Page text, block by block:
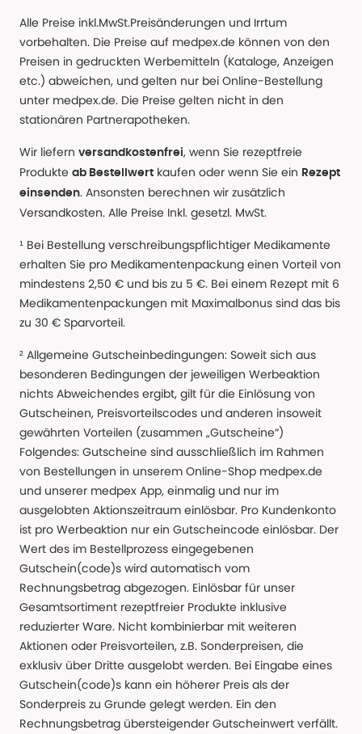
Alle Preise inkl.MwSt.Preisänderungen und Irrtum
vorbehalten. Die Preise auf medpex.de können von den
Preisen in gedruckten Werbemitteln (Kataloge, Anzeigen
etc.) abweichen, und gelten nur bei Online-Bestellung
unter medpex.de. Die Preise gelten nicht in den
stationären Partnerapotheken.
Wir liefern versandkostenfrei, wenn Sie rezeptfreie
Produkte ab Bestellwert kaufen oder wenn Sie ein Rezept
einsenden. Ansonsten berechnen wir zusätzlich
Versandkosten. Alle Preise Inkl. gesetzl. MwSt.
¹ Bei Bestellung verschreibungspflichtiger Medikamente
erhalten Sie pro Medikamentenpackung einen Vorteil von
mindestens 2,50 € und bis zu 5 €. Bei einem Rezept mit 6
Medikamentenpackungen mit Maximalbonus sind das bis
zu 30 € Sparvorteil.
² Allgemeine Gutscheinbedingungen: Soweit sich aus
besonderen Bedingungen der jeweiligen Werbeaktion
nichts Abweichendes ergibt, gilt für die Einlösung von
Gutscheinen, Preisvorteilscodes und anderen insoweit
gewährten Vorteilen (zusammen „Gutscheine“)
Folgendes: Gutscheine sind ausschließlich im Rahmen
von Bestellungen in unserem Online-Shop medpex.de
und unserer medpex App, einmalig und nur im
ausgelobten Aktionszeitraum einlösbar. Pro Kundenkonto
ist pro Werbeaktion nur ein Gutscheincode einlösbar. Der
Wert des im Bestellprozess eingegebenen
Gutschein(code)s wird automatisch vom
Rechnungsbetrag abgezogen. Einlösbar für unser
Gesamtsortiment rezeptfreier Produkte inklusive
reduzierter Ware. Nicht kombinierbar mit weiteren
Aktionen oder Preisvorteilen, z.B. Sonderpreisen, die
exklusiv über Dritte ausgelobt werden. Bei Eingabe eines
Gutschein(code)s kann ein höherer Preis als der
Sonderpreis zu Grunde gelegt werden. Ein den
Rechnungsbetrag übersteigender Gutscheinwert verfällt.